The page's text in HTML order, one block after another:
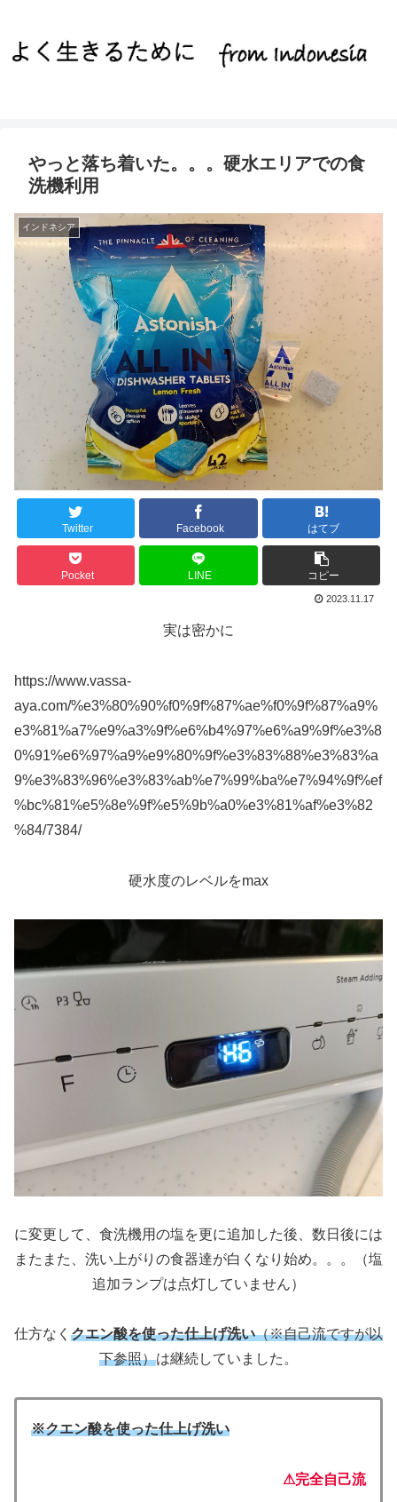
やっと落ち着いた。。。硬水エリアでの食
洗機利用
インドネシア
Twitter Facebook はてブ
Pocket LINE コピー
2023.11.17
実は密かに
https://www.vassa-
aya.com/%e3%80%90%f0%9f%87%ae%f0%9f%87%a9%
e3%81%a7%e9%a3%9f%e6%b4%97%e6%a9%9f%e3%8
0%91%e6%97%a9%e9%80%9f%e3%83%88%e3%83%a
9%e3%83%96%e3%83%ab%e7%99%ba%e7%94%9f%ef
%bc%81%e5%8e%9f%e5%9b%a0%e3%81%af%e3%82
%84/7384/
硬水度のレベルをmax
に変更して、食洗機用の塩を更に追加した後、数日後には
またまた、洗い上がりの食器達が白くなり始め。。。（塩
追加ランプは点灯していません）
仕方なく クエン酸を使った仕上げ洗い（※自己流ですが以
下参照）は継続していました。
※クエン酸を使った仕上げ洗い
⚠完全自己流